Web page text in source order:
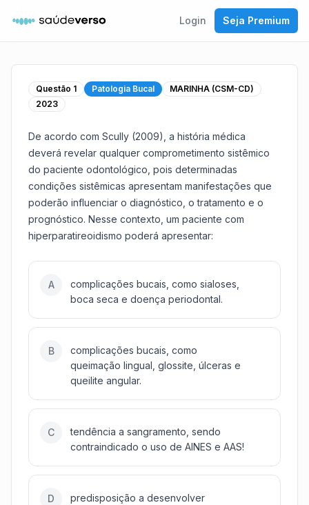
Login Seja Premium
Questão 1 Patologia Bucal
MARINHA (CSM-CD)
2023
De acordo com Scully (2009), a história médica
deverá revelar qualquer comprometimento sistêmico
do paciente odontológico, pois determinadas
condições sistêmicas apresentam manifestações que
poderão influenciar o diagnóstico, o tratamento e o
prognóstico. Nesse contexto, um paciente com
hiperparatireoidismo poderá apresentar:
A
complicações bucais, como sialoses,
boca seca е doença periodontal.
B
complicações bucais, como
queimação lingual, glossite, úlceras e
queilite angular.
C
tendência a sangramento, sendo
contraindicado o uso de AINES e AAS!
D
predisposição a desenvolver